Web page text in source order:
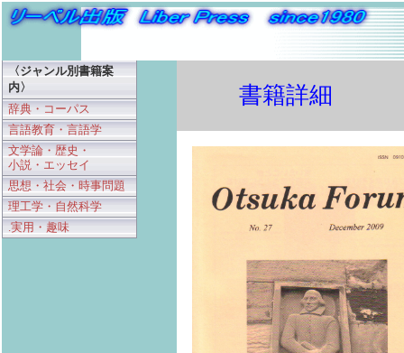
〈ジャンル別書籍案
内〉
辞典・コーパス
言語教育・言語学
文学論・歴史・
小説・エッセイ
思想・社会・時事問題
理工学・自然科学
.実用・趣味
書籍詳細